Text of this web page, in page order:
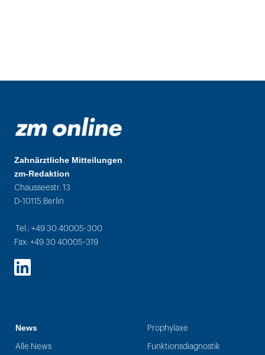
Zahnärztliche Mitteilungen
zm-Redaktion
Chausseestr. 13
D-10115 Berlin
Tel.: +49 30 40005-300
Fax: +49 30 40005-319
LinkedIn
News
Alle News
Prophylaxe
Funktionsdiagnostik